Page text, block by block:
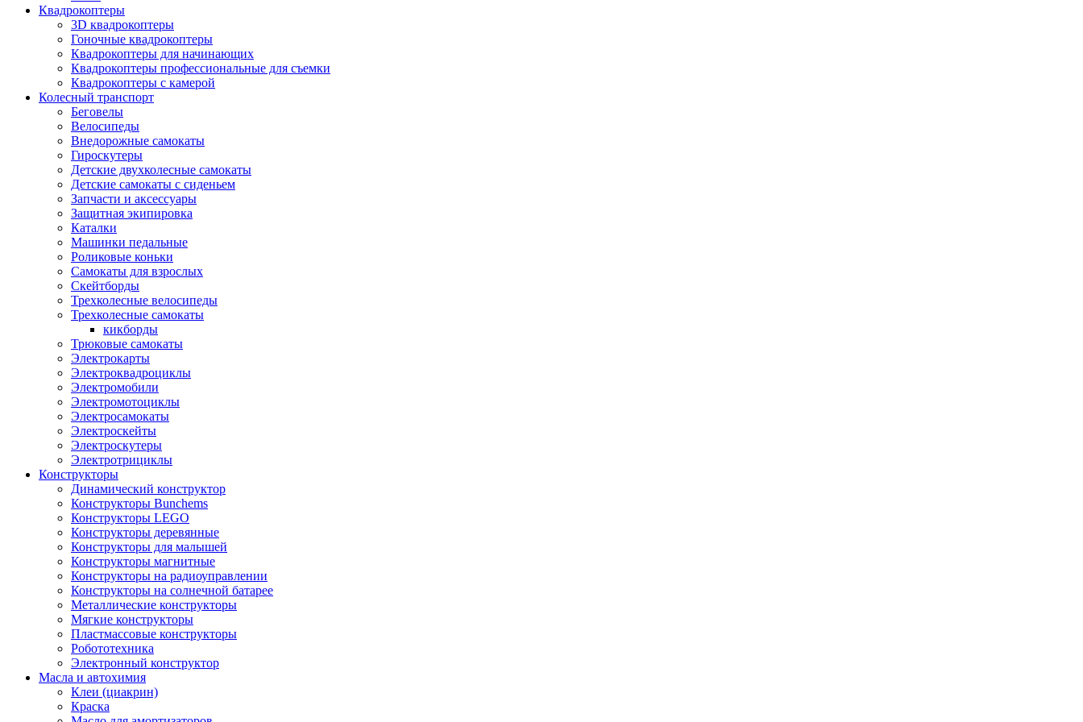
Квадрокоптеры
3D квадрокоптеры
Гоночные квадрокоптеры
Квадрокоптеры для начинающих
Квадрокоптеры профессиональные для съемки
Квадрокоптеры с камерой
Колесный транспорт
Беговелы
Велосипеды
Внедорожные самокаты
Гироскутеры
Детские двухколесные самокаты
Детские самокаты с сиденьем
Запчасти и аксессуары
Защитная экипировка
Каталки
Машинки педальные
Роликовые коньки
Самокаты для взрослых
Скейтборды
Трехколесные велосипеды
Трехколесные самокаты
кикборды
Трюковые самокаты
Электрокарты
Электроквадроциклы
Электромобили
Электромотоциклы
Электросамокаты
Электроскейты
Электроскутеры
Электротрициклы
Конструкторы
Динамический конструктор
Конструкторы Bunchems
Конструкторы LEGO
Конструкторы деревянные
Конструкторы для малышей
Конструкторы магнитные
Конструкторы на радиоуправлении
Конструкторы на солнечной батарее
Металлические конструкторы
Мягкие конструкторы
Пластмассовые конструкторы
Робототехника
Электронный конструктор
Масла и автохимия
Клеи (циакрин)
Краска